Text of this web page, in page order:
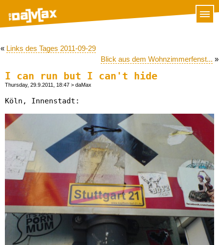
« Links des Tages 2011-09-29
Blick aus dem Wohnzimmerfenst... »
I can run but I can't hide
Thursday, 29.9.2011, 18:47 > daMax
Köln, Innenstadt: